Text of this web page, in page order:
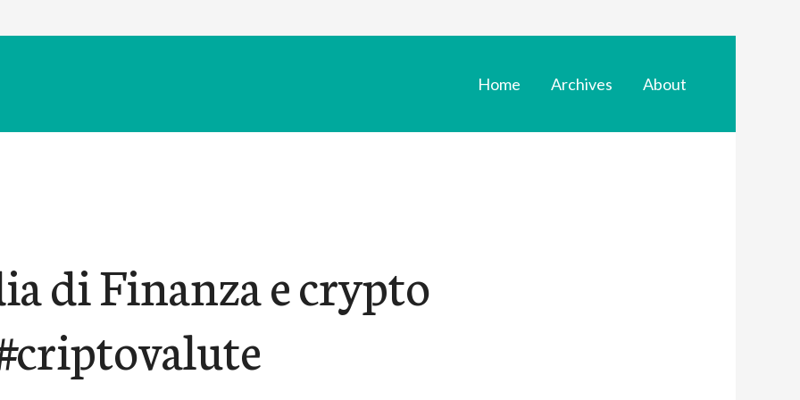
Home Archives About
di Finanza e crypto